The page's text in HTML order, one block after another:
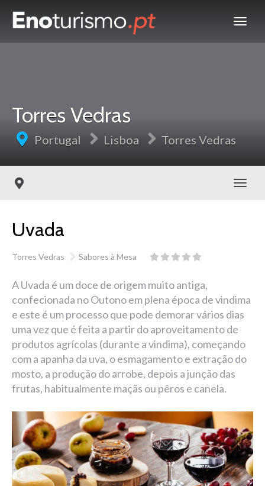
Torres Vedras
Portugal Lisboa Torres Vedras
Uvada
Torres Vedras Sabores à Mesa
A Uvada é um doce de origem muito antiga,
confecionada no Outono em plena época de vindima
e este é um processo que pode demorar vários dias
uma vez que é feita a partir do aproveitamento de
produtos agrícolas (durante a vindima), começando
com a apanha da uva, o esmagamento e extração do
mosto, a produção do arrobe, depois a junção das
frutas, habitualmente maçãs ou pêros e canela.